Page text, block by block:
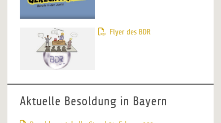
Flyer des BDR
Aktuelle Besoldung in Bayern